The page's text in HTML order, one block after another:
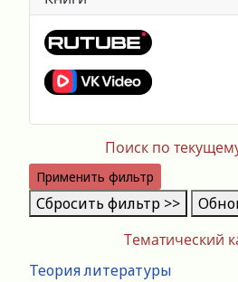
Тематический
Теория литературы
Поиск по
Применить фильтр
Сбросить фильтр >>